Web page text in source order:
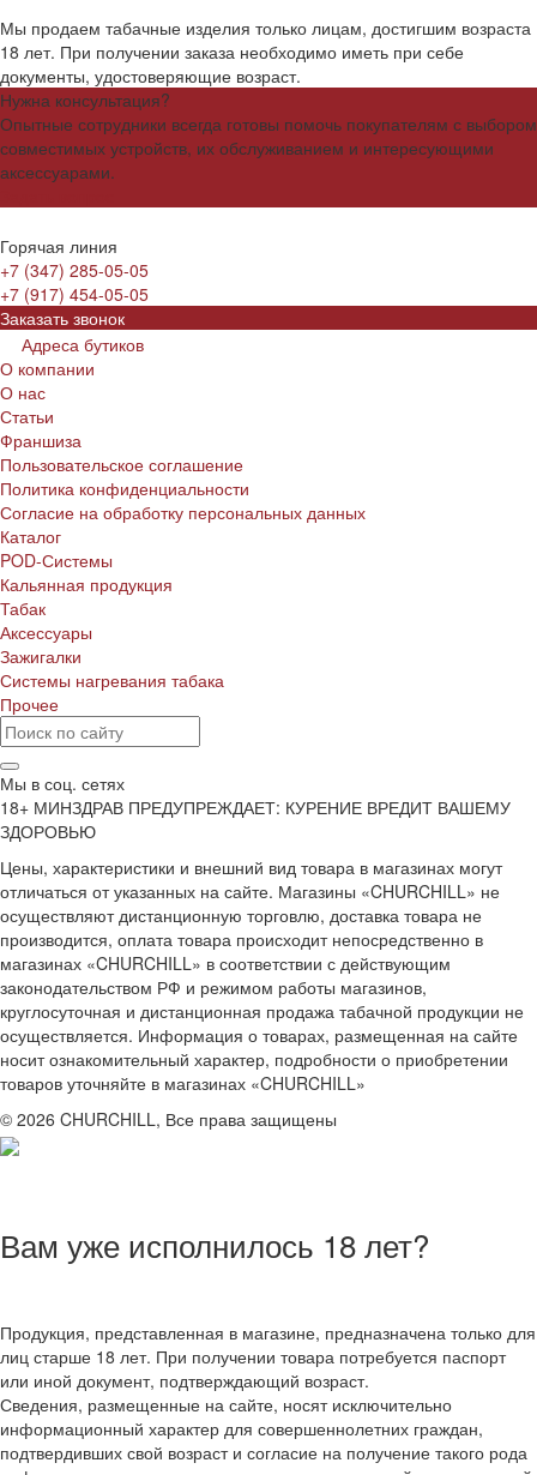
Мы продаем табачные изделия только лицам, достигшим возраста
18 лет. При получении заказа необходимо иметь при себе
документы, удостоверяющие возраст.
Нужна консультация?
Опытные сотрудники всегда готовы помочь покупателям с выбором
совместимых устройств, их обслуживанием и интересующими
аксессуарами.
Горячая линия
+7 (347) 285-05-05
+7 (917) 454-05-05
Заказать звонок
Адреса бутиков
О компании
О нас
Статьи
Франшиза
Пользовательское соглашение
Политика конфиденциальности
Согласие на обработку персональных данных
Каталог
POD-Системы
Кальянная продукция
Табак
Аксессуары
Зажигалки
Системы нагревания табака
Прочее
Мы в соц. сетях
18+ МИНЗДРАВ ПРЕДУПРЕЖДАЕТ: КУРЕНИЕ ВРЕДИТ ВАШЕМУ
ЗДОРОВЬЮ
Цены, характеристики и внешний вид товара в магазинах могут
отличаться от указанных на сайте. Магазины «CHURCHILL» не
осуществляют дистанционную торговлю, доставка товара не
производится, оплата товара происходит непосредственно в
магазинах «CHURCHILL» в соответствии с действующим
законодательством РФ и режимом работы магазинов,
круглосуточная и дистанционная продажа табачной продукции не
осуществляется. Информация о товарах, размещенная на сайте
носит ознакомительный характер, подробности о приобретении
товаров уточняйте в магазинах «CHURCHILL»
© 2026 CHURCHILL, Все права защищены
Вам уже исполнилось 18 лет?
Продукция, представленная в магазине, предназначена только для
лиц старше 18 лет. При получении товара потребуется паспорт
или иной документ, подтверждающий возраст.
Сведения, размещенные на сайте, носят исключительно
информационный характер для совершеннолетних граждан,
подтвердивших свой возраст и согласие на получение такого рода